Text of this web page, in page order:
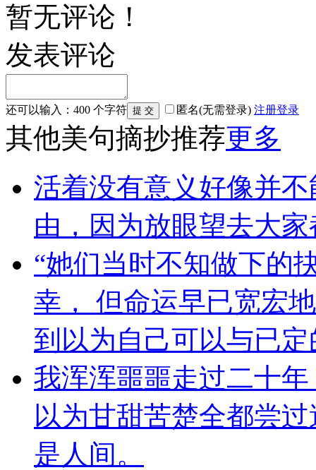
暂无评论！
发表评论
还可以输入： 400 个字符 匿名(无需登录) 注册登录
其他美句摘抄推荐更多
活着没有意义好像并
由，因为放眼望去大
“她们当时不知做下的
幸， 但命运早已宽宏
到以为自己可以与已
我浑浑噩噩走过二十
以为甘甜苦楚全都尝
是人间。